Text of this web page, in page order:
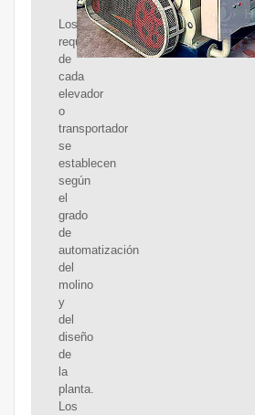
Los
requisitos
de
cada
elevador
o
transportador
se
establecen
según
el
grado
de
automatización
del
molino
y
del
diseño
de
la
planta.
Los